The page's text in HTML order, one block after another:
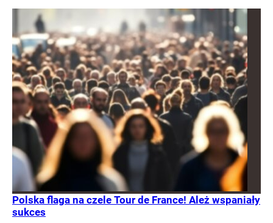
Polska flaga na czele Tour de France! Ależ wspaniały
sukces